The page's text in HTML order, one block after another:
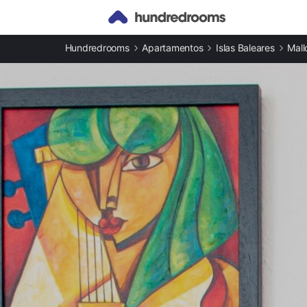
Apartamentos en Pollensa
Casas rurales en Pollensa
Hundredrooms Apartamentos Islas Baleares